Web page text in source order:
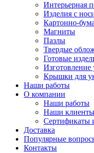
Интерьерная
Изделия с
Картонно-
Магниты
Пазлы
Твердые
Готовые
Изготовление
Крышки для
Наши работы
О компании
Наши работы
Наши клиенты
Сертификаты
Доставка
Популярные
Контакты